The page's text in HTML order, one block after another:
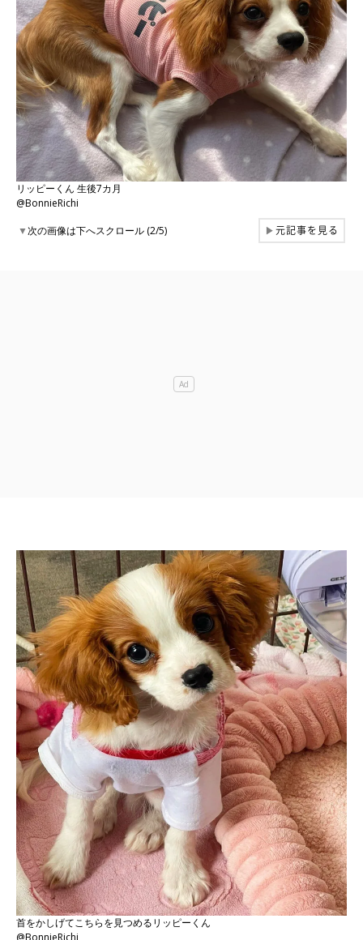
リッピーくん 生後7カ月
@BonnieRichi
▼次の画像は下へスクロール (2/5) ▶元記事を見る
首をかしげてこちらを見つめるリッピーくん
@BonnieRichi